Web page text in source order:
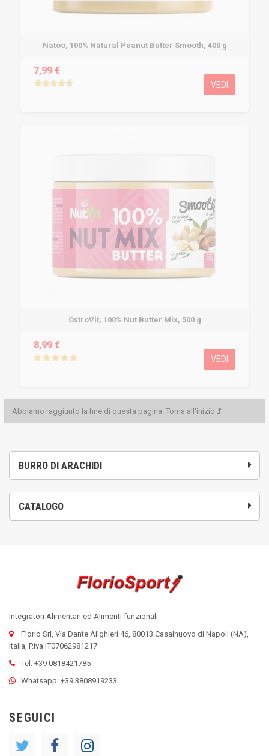
BURRO DI ARACHIDI
CATALOGO
Natoo, 100% Natural Peanut Butter Smooth, 400 g
7,99 €
VEDI
OstroVit, 100% Nut Butter Mix, 500 g
8,99 €
VEDI
Abbiamo raggiunto la fine di questa pagina. Torna all'inizio
Integratori Alimentari ed Alimenti funzionali
Florio Srl, Via Dante Alighieri 46, 80013 Casalnuovo di Napoli (NA),
Italia, P.iva IT07062981217
Tel: +39 0818421785
Whatsapp: +39 3808919233
SEGUICI